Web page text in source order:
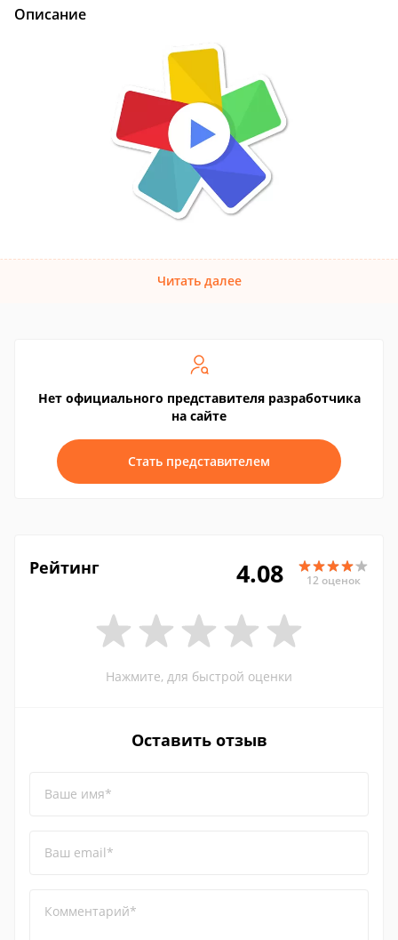
Описание
Читать далее
Нет официального представителя разработчика
на сайте
Стать представителем
Рейтинг 4.08 12 оценок
Нажмите, для быстрой оценки
Оставить отзыв
Ваше имя*
Ваш email*
Комментарий*